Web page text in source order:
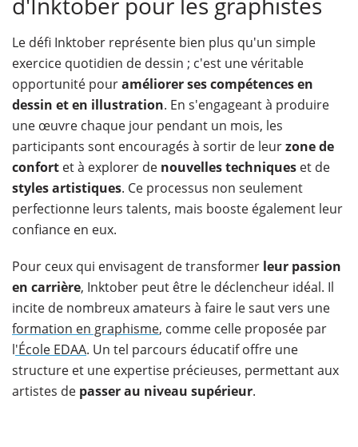
Le défi Inktober représente bien plus qu'un simple
exercice quotidien de dessin ; c'est une véritable
opportunité pouraméliorer ses compétences en
dessin et en illustration. En s'engageant à produire
une œuvre chaque jour pendant un mois, les
participants sont encouragés à sortir de leurzone de
confort et à explorer de nouvelles techniques et de
styles artistiques. Ce processus non seulement
perfectionne leurs talents, mais booste également leur
confiance en eux.
Pour ceux qui envisagent de transformer leur passion
en carrière, Inktober peut être le déclencheur idéal. Il
incite de nombreux amateurs à faire le saut vers une
formation en graphisme, comme celle proposée par
l'École EDAA. Un tel parcours éducatif offre une
structure et une expertise précieuses, permettant aux
artistes de passer au niveau supérieur.